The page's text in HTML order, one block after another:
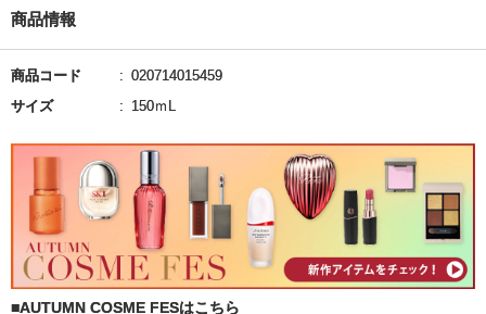
商品情報
商品コード
020714015459
サイズ
150ｍL
■AUTUMN COSME FESはこちら